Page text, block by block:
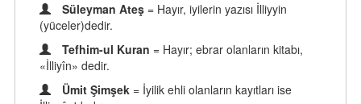
Süleyman Ateş = Hayır, iyilerin yazısı İlliyyin
(yüceler)dedir.
Tefhim-ul Kuran = Hayır; ebrar olanların kitabı,
«İlliyîn» dedir.
Ümit Şimşek = İyilik ehli olanların kayıtları ise